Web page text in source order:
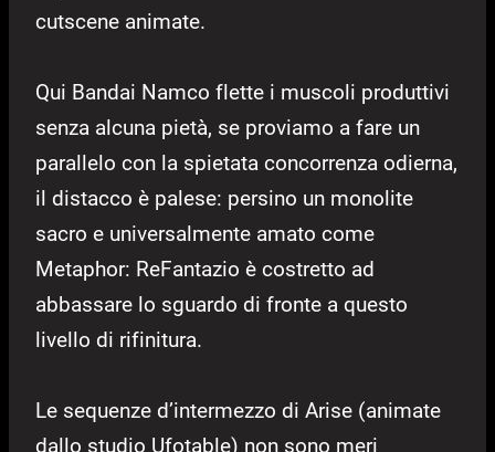
cutscene animate.
Qui Bandai Namco flette i muscoli produttivi
senza alcuna pietà, se proviamo a fare un
parallelo con la spietata concorrenza odierna,
il distacco è palese: persino un monolite
sacro e universalmente amato come
Metaphor: ReFantazio è costretto ad
abbassare lo sguardo di fronte a questo
livello di rifinitura.
Le sequenze d’intermezzo di Arise (animate
dallo studio Ufotable) non sono meri